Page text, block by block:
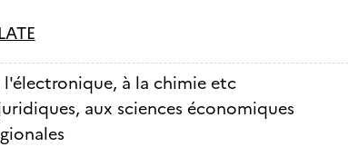
l'électronique, à la chimie etc
aux sciences économiques